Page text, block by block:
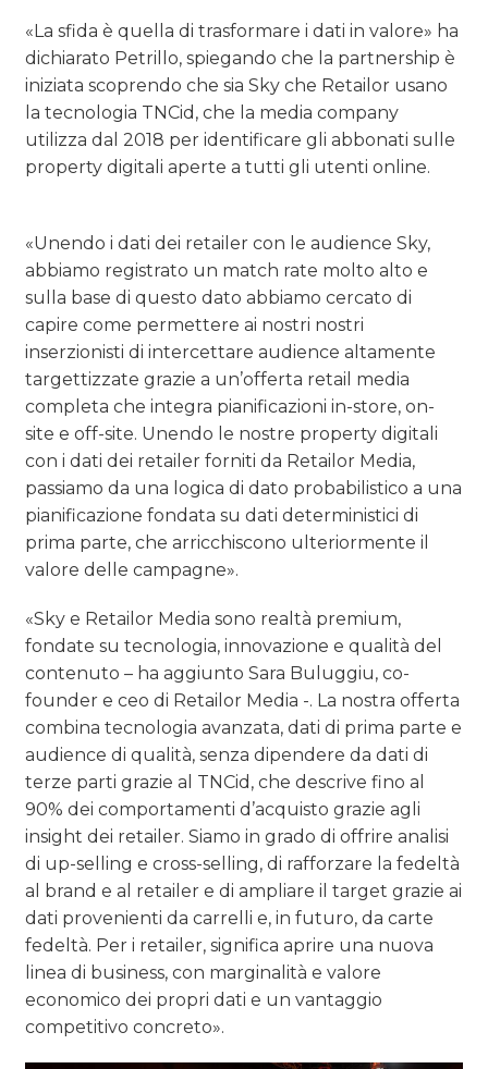
«La sfida è quella di trasformare i dati in valore» ha
dichiarato Petrillo, spiegando che la partnership è
iniziata scoprendo che sia Sky che Retailor usano
la tecnologia TNCid, che la media company
utilizza dal 2018 per identificare gli abbonati sulle
property digitali aperte a tutti gli utenti online.
«Unendo i dati dei retailer con le audience Sky,
abbiamo registrato un match rate molto alto e
sulla base di questo dato abbiamo cercato di
capire come permettere ai nostri nostri
inserzionisti di intercettare audience altamente
targettizzate grazie a un’offerta retail media
completa che integra pianificazioni in-store, on-
site e off-site. Unendo le nostre property digitali
con i dati dei retailer forniti da Retailor Media,
passiamo da una logica di dato probabilistico a una
pianificazione fondata su dati deterministici di
prima parte, che arricchiscono ulteriormente il
valore delle campagne».
«Sky e Retailor Media sono realtà premium,
fondate su tecnologia, innovazione e qualità del
contenuto – ha aggiunto Sara Buluggiu, co-
founder e ceo di Retailor Media -. La nostra offerta
combina tecnologia avanzata, dati di prima parte e
audience di qualità, senza dipendere da dati di
terze parti grazie al TNCid, che descrive fino al
90% dei comportamenti d’acquisto grazie agli
insight dei retailer. Siamo in grado di offrire analisi
di up-selling e cross-selling, di rafforzare la fedeltà
al brand e al retailer e di ampliare il target grazie ai
dati provenienti da carrelli e, in futuro, da carte
fedeltà. Per i retailer, significa aprire una nuova
linea di business, con marginalità e valore
economico dei propri dati e un vantaggio
competitivo concreto».